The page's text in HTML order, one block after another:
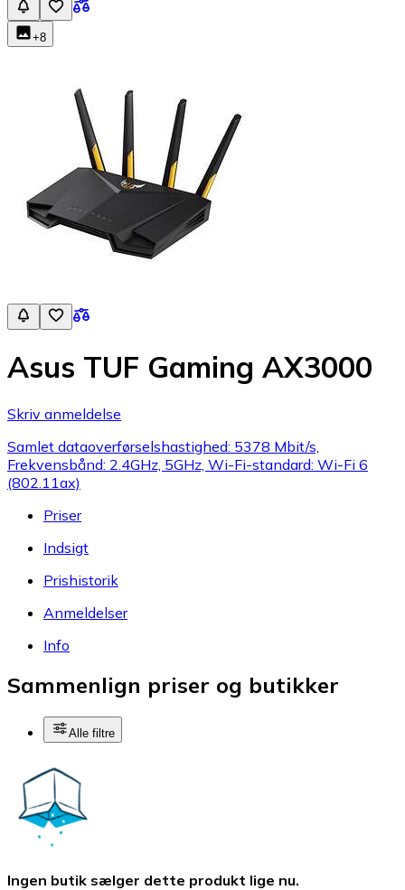
+8
Asus TUF Gaming AX3000
Skriv anmeldelse
Samlet dataoverførselshastighed: 5378 Mbit/s,
Frekvensbånd: 2.4GHz, 5GHz, Wi-Fi-standard: Wi-Fi 6
(802.11ax)
Priser
Indsigt
Prishistorik
Anmeldelser
Info
Sammenlign priser og butikker
Alle filtre
Ingen butik sælger dette produkt lige nu.